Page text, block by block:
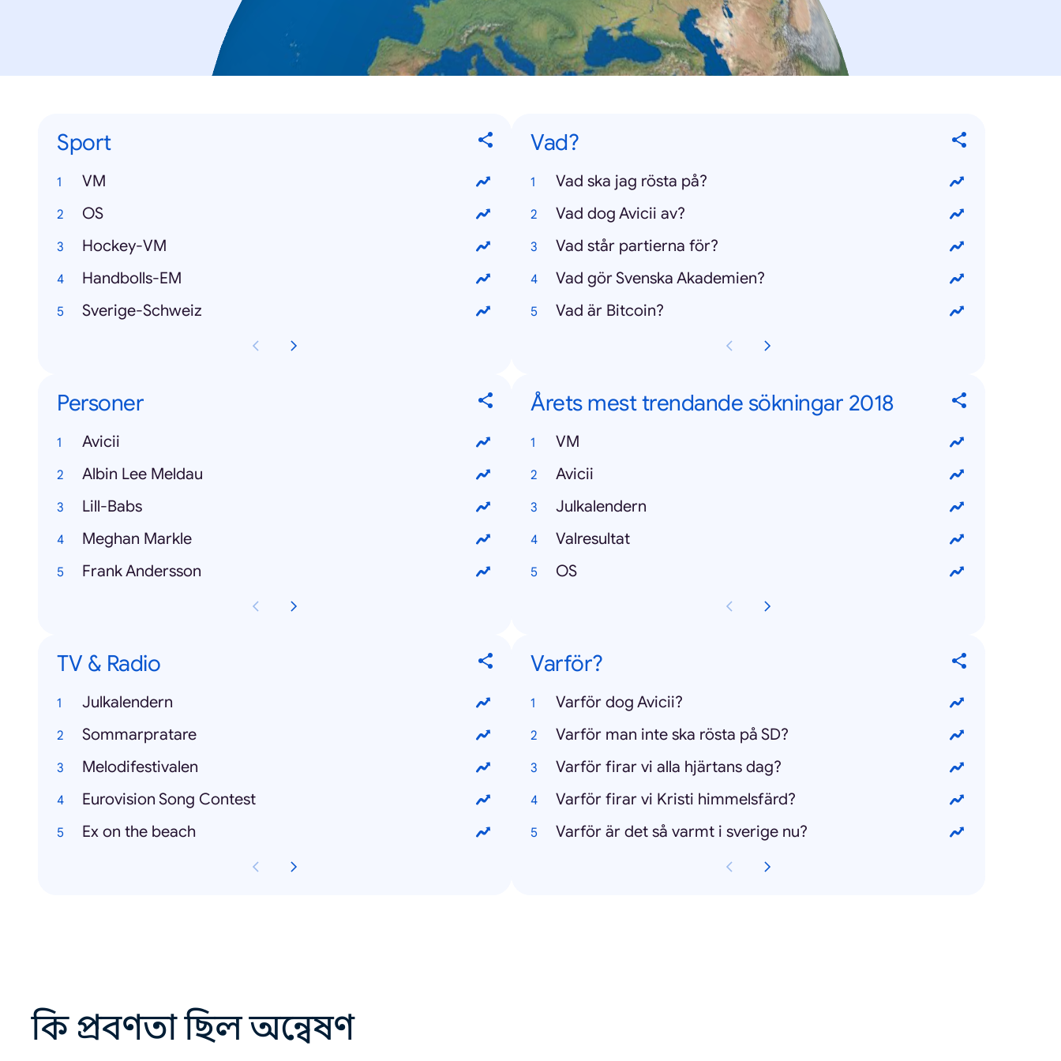
Sport
VM
OS
Hockey-VM
Handbolls-EM
Sverige-Schweiz
Vad?
Vad ska jag rösta på?
Vad dog Avicii av?
Vad står partierna för?
Vad gör Svenska Akademien?
Vad är Bitcoin?
Personer
Avicii
Albin Lee Meldau
Lill-Babs
Meghan Markle
Frank Andersson
Årets mest trendande sökningar 2018
VM
Avicii
Julkalendern
Valresultat
OS
TV & Radio
Julkalendern
Sommarpratare
Melodifestivalen
Eurovision Song Contest
Ex on the beach
Varför?
Varför dog Avicii?
Varför man inte ska rösta på SD?
Varför firar vi alla hjärtans dag?
Varför firar vi Kristi himmelsfärd?
Varför är det så varmt i sverige nu?
কি প্রবণতা ছিল অন্বেষণ